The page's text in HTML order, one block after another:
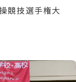
競技選手権大